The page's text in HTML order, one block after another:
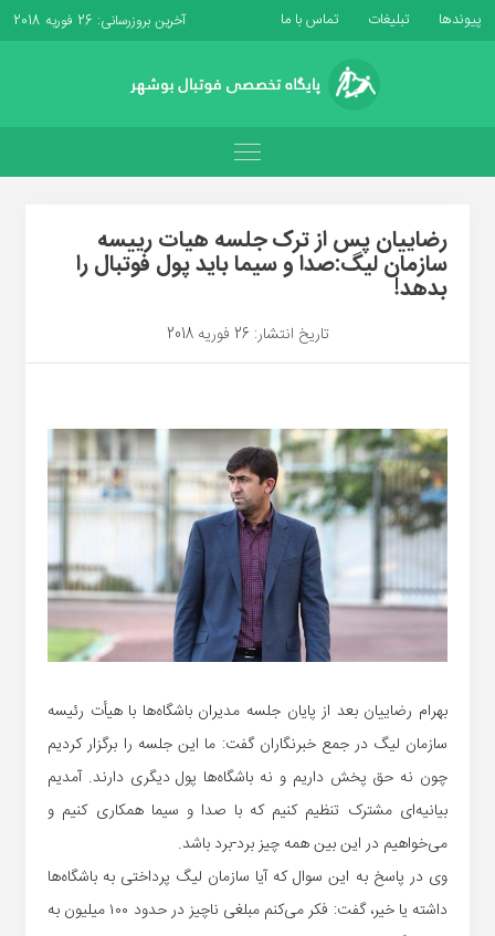
پیوندها تبلیغات تماس با ما آخرین بروزرسانی: 26 فوریه 2018
رضاییان پس از ترک جلسه هیات رییسه
سازمان لیگ:صدا و سیما باید پول فوتبال را
بدهد!
تاریخ انتشار: 26 فوریه 2018
بهرام رضاییان بعد از پایان جلسه مدیران باشگاه‌ها با هیأت رئیسه
سازمان لیگ در جمع خبرنگاران گفت: ما این جلسه را برگزار کردیم
چون نه حق پخش داریم و نه باشگاه‌ها پول دیگری دارند. آمدیم
بیانیه‌ای مشترک تنظیم کنیم که با صدا و سیما همکاری کنیم و
می‌خواهیم در این بین همه چیز برد-برد باشد.
وی در پاسخ به این سوال که آیا سازمان لیگ پرداختی به باشگاه‌ها
داشته یا خیر، گفت: فکر می‌کنم مبلغی ناچیز در حدود ۱۰۰ میلیون به